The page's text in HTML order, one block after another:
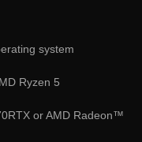
system
Ryzen 5
or AMD Radeon™